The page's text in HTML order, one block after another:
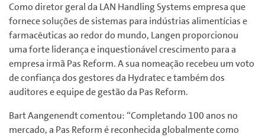
Como diretor geral da LAN Handling Systems empresa que
fornece soluções de sistemas para indústrias alimentícias e
farmacêuticas ao redor do mundo, Langen proporcionou
uma forte liderança e inquestionável crescimento para a
empresa irmã Pas Reform. A sua nomeação recebeu um voto
de confiança dos gestores da Hydratec e também dos
auditores e equipe de gestão da Pas Reform.
Bart Aangenendt comentou: “Completando 100 anos no
mercado, a Pas Reform é reconhecida globalmente como